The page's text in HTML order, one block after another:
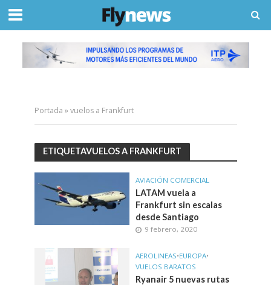
Portada »vuelos a Frankfurt
ETIQUETAVUELOS A FRANKFURT
AVIACIÓN COMERCIAL
LATAM vuela a
Frankfurt sin escalas
desde Santiago
9 febrero, 2020
AEROLINEAS•EUROPA•
VUELOS BARATOS
Ryanair 5 nuevas rutas